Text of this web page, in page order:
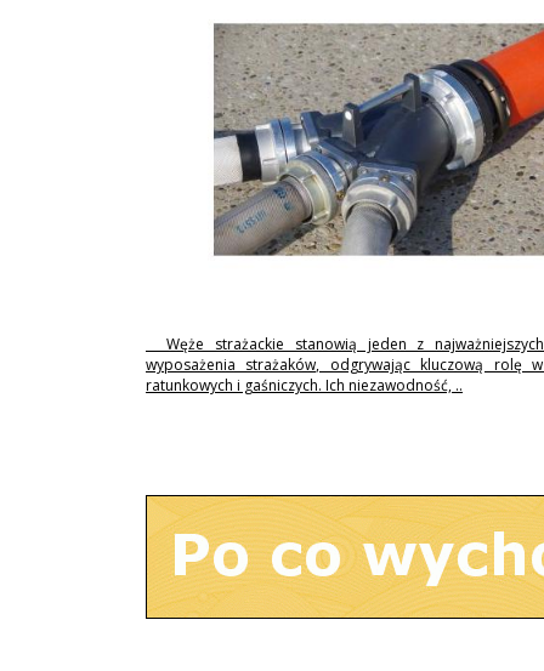
Węże strażackie stanowią jeden z
wyposażenia strażaków, odgrywając kluczową rolę w
ratunkowych i gaśniczych. Ich niezawodność, ..